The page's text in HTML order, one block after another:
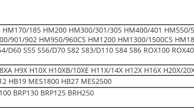
185 HM200 HM300/301/305 HM400/401 HM550/
901/902 HM950/960CS HM1200 HM1300/1500CS
D60 S55 S56/D70 S82 S83/D110 S84 S86 ROX100
H9X H10X H10XB/10XE H11X/14X H12X H16X H20X/
HB19 MES1800 HB27 MES2500
BRP130 BRP125 BRH250